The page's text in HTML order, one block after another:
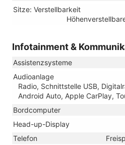
Sitze: Verstellbarkeit
Infotainment &
Assistenzsysteme
Audioanlage
Radio, Schnittstelle USB,
Android Auto, Apple CarPlay,
Bordcomputer
Head-up-Display
Telefon